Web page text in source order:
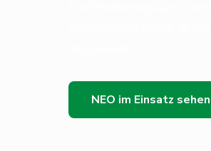
NEO im Einsatz sehen